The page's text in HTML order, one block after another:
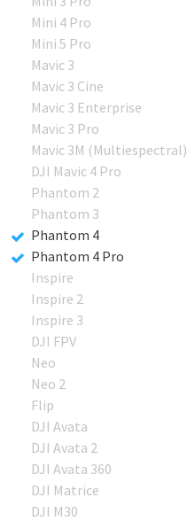
Mini 4 Pro
Mini 5 Pro
Mavic 3
Mavic 3 Cine
Mavic 3 Enterprise
Mavic 3 Pro
Mavic 3M (Multiespectral)
DJI Mavic 4 Pro
Phantom 2
Phantom 3
Phantom 4
Phantom 4 Pro
Inspire
Inspire 2
Inspire 3
DJI FPV
Neo
Neo 2
Flip
DJI Avata
DJI Avata 2
DJI Avata 360
DJI Matrice
DJI M30